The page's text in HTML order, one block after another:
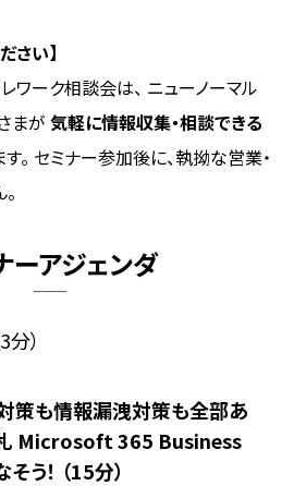
さい】
レワーク相談会は、 ニューノーマル
まが 気軽に情報収集・相談できる
。 セミナー参加後に、執拗な営業・
ーアジェンダ
）
策も情報漏洩対策も全部あ
札 Microsoft 365 Business
う！ （15分）